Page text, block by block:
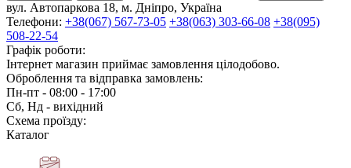
вул. Автопаркова 18, м. Дніпро, Україна
Телефони: +38(067) 567-73-05 +38(063) 303-66-08 +38(095)
508-22-54
Графік роботи:
Інтернет магазин приймає замовлення цілодобово.
Оброблення та відправка замовлень:
Пн-пт - 08:00 - 17:00
Сб, Нд - вихідний
Схема проїзду:
Каталог